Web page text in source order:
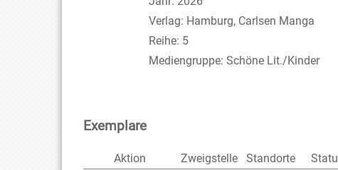
Verlag: Hamburg, Carlsen Manga
Reihe: 5
Mediengruppe: Schöne Lit./Kinder
Exemplare
Aktion Zweigstelle Standorte